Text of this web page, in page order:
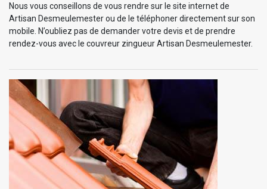
Nous vous conseillons de vous rendre sur le site internet de
Artisan Desmeulemester ou de le téléphoner directement sur son
mobile. N’oubliez pas de demander votre devis et de prendre
rendez-vous avec le couvreur zingueur Artisan Desmeulemester.